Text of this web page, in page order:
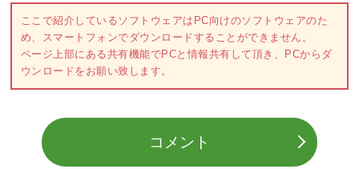
ここで紹介しているソフトウェアはPC向けのソフトウェアのた
め、スマートフォンでダウンロードすることができません。
ページ上部にある共有機能でPCと情報共有して頂き、PCからダ
ウンロードをお願い致します。
コメント